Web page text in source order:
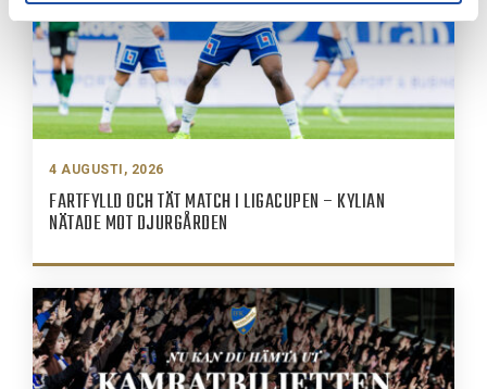
4 AUGUSTI, 2026
FARTFYLLD OCH TÄT MATCH I LIGACUPEN – KYLIAN
NÄTADE MOT DJURGÅRDEN